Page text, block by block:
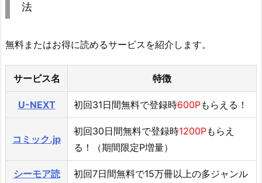
法
無料またはお得に読めるサービスを紹介します。
サービス名 特徴
U-NEXT 初回31日間無料で登録時600Pもらえる！
コミック.jp
初回30日間無料で登録時1200Pもらえ
る！（期間限定P増量）
シーモア読
初回7日間無料で15万冊以上の多ジャンル